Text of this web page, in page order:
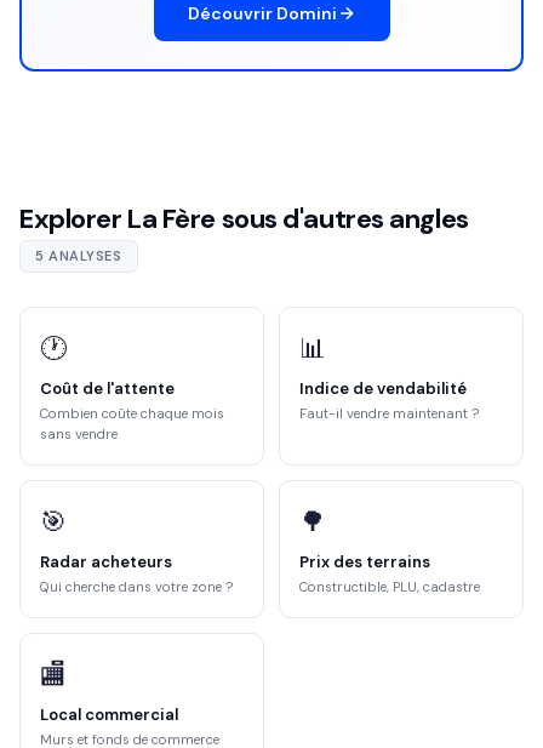
Découvrir Domini
Explorer La Fère sous d'autres angles
5 ANALYSES
🕐
Coût de l'attente
Combien coûte chaque mois
sans vendre
📊
Indice de vendabilité
Faut-il vendre maintenant ?
🎯
Radar acheteurs
Qui cherche dans votre zone ?
🌳
Prix des terrains
Constructible, PLU, cadastre
🏬
Local commercial
Murs et fonds de commerce